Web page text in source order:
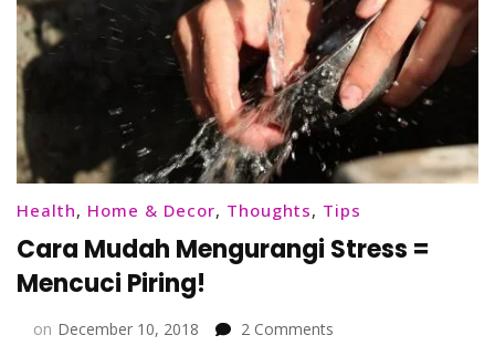
Health, Home & Decor, Thoughts, Tips
Cara Mudah Mengurangi Stress =
Mencuci Piring!
on December 10, 2018 2 Comments